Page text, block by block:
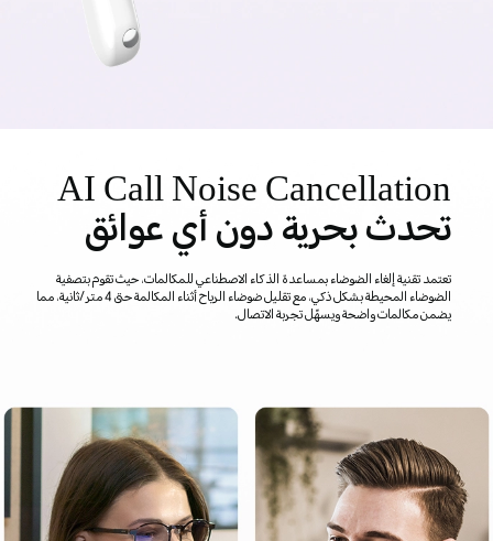
AI Call Noise Cancellation
تحدث بحرية دون أي عوائق
تعتمد تقنية إلغاء الضوضاء بمساعدة الذكاء الاصطناعي للمكالمات، حيث تقوم بتصفية
الضوضاء المحيطة بشكل ذكي، مع تقليل ضوضاء الرياح أثناء المكالمة حتى 4 متر/ثانية، مما
يضمن مكالمات واضحة ويسهّل تجربة الاتصال.